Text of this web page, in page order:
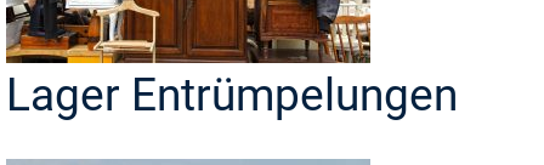
Lager Entrümpelungen